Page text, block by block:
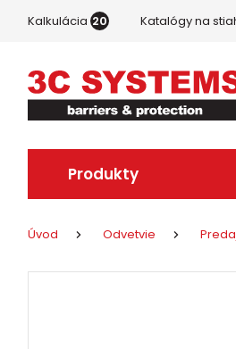
Kalkulácia 20 Katalógy na
Produkty
Úvod Odvetvie